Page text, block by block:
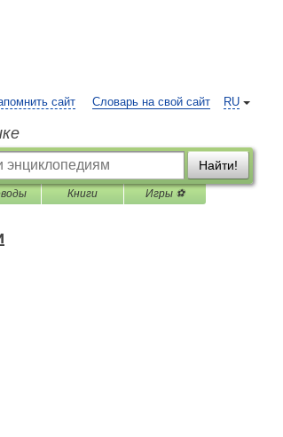
RU
сайт Словарь на свой сайт
Найти!
Книги Игры ⚽